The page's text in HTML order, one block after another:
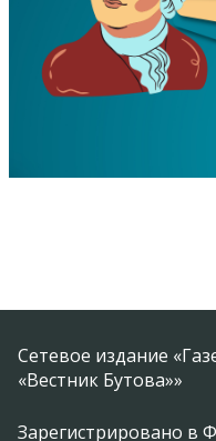
Сетевое издание
«Вестник Бутова»»
Зарегистрировано в